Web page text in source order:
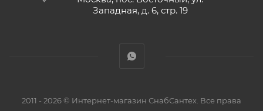
Западная, д. 6, стр. 19
2011 - 2026 © Интернет-магазин СнабСантех. Все права